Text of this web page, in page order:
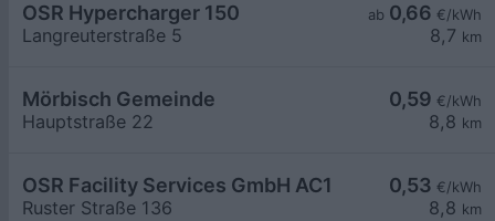
ab 0,66 €/kWh
8,7 km
OSR Hypercharger 150
Langreuterstraße 5
0,59 €/kWh
8,8 km
Mörbisch Gemeinde
Hauptstraße 22
0,53 €/kWh
8,8 km
OSR Facility Services GmbH AC1
Ruster Straße 136